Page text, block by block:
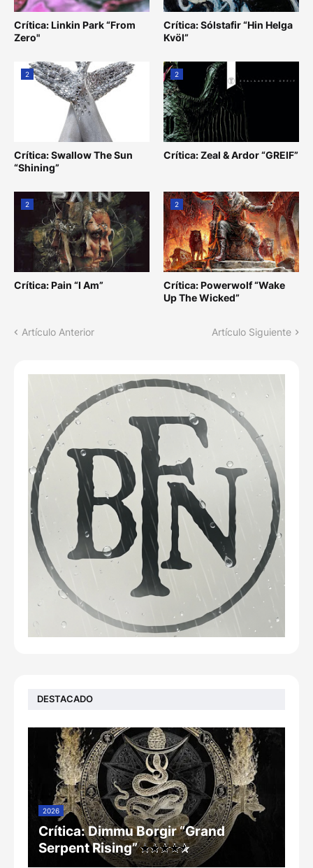
Crítica: Linkin Park “From
Zero"
Crítica: Sólstafir “Hin Helga
Kvöl”
2
Crítica: Swallow The Sun
“Shining”
2
Crítica: Zeal & Ardor “GREIF”
2
Crítica: Pain “I Am”
2
Crítica: Powerwolf “Wake
Up The Wicked”
Artículo Anterior Artículo Siguiente
DESTACADO
2026
Crítica: Dimmu Borgir “Grand
Serpent Rising”